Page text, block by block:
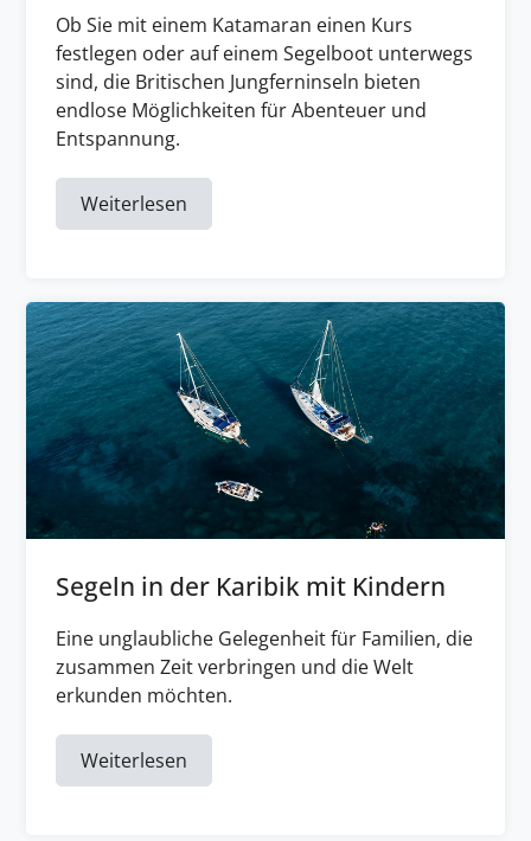
Ob Sie mit einem Katamaran einen Kurs
festlegen oder auf einem Segelboot unterwegs
sind, die Britischen Jungferninseln bieten
endlose Möglichkeiten für Abenteuer und
Entspannung.
Weiterlesen
Segeln in der Karibik mit Kindern
Eine unglaubliche Gelegenheit für Familien, die
zusammen Zeit verbringen und die Welt
erkunden möchten.
Weiterlesen